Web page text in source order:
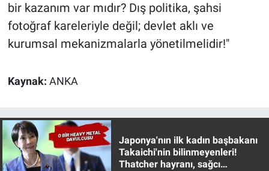
bir kazanım var mıdır? Dış politika, şahsi
fotoğraf kareleriyle değil; devlet aklı ve
kurumsal mekanizmalarla yönetilmelidir!"
Kaynak: ANKA
Japonya'nın ilk kadın başbakanı
Takaichi'nin bilinmeyenleri!
Thatcher hayranı, sağcı